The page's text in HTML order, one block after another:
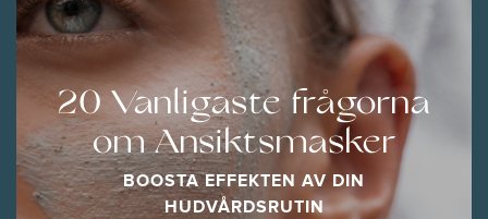
20 Vanligaste frågorna
om Ansiktsmasker
BOOSTA EFFEKTEN AV DIN
HUDVÅRDSRUTIN